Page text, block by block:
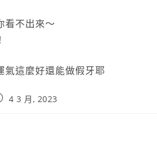
看不出來～
氣這麼好還能做假牙耶
4 3 月, 2023